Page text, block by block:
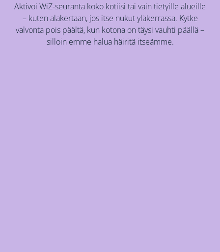
Aktivoi WiZ-seuranta koko kotiisi tai vain tietyille alueille
– kuten alakertaan, jos itse nukut yläkerrassa. Kytke
valvonta pois päältä, kun kotona on täysi vauhti päällä –
silloin emme halua häiritä itseämme.